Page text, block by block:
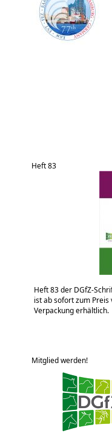
Heft 83
Heft 83 der DGfZ-
ist ab sofort zum Preis
Verpackung erhältlich.
Mitglied werden!